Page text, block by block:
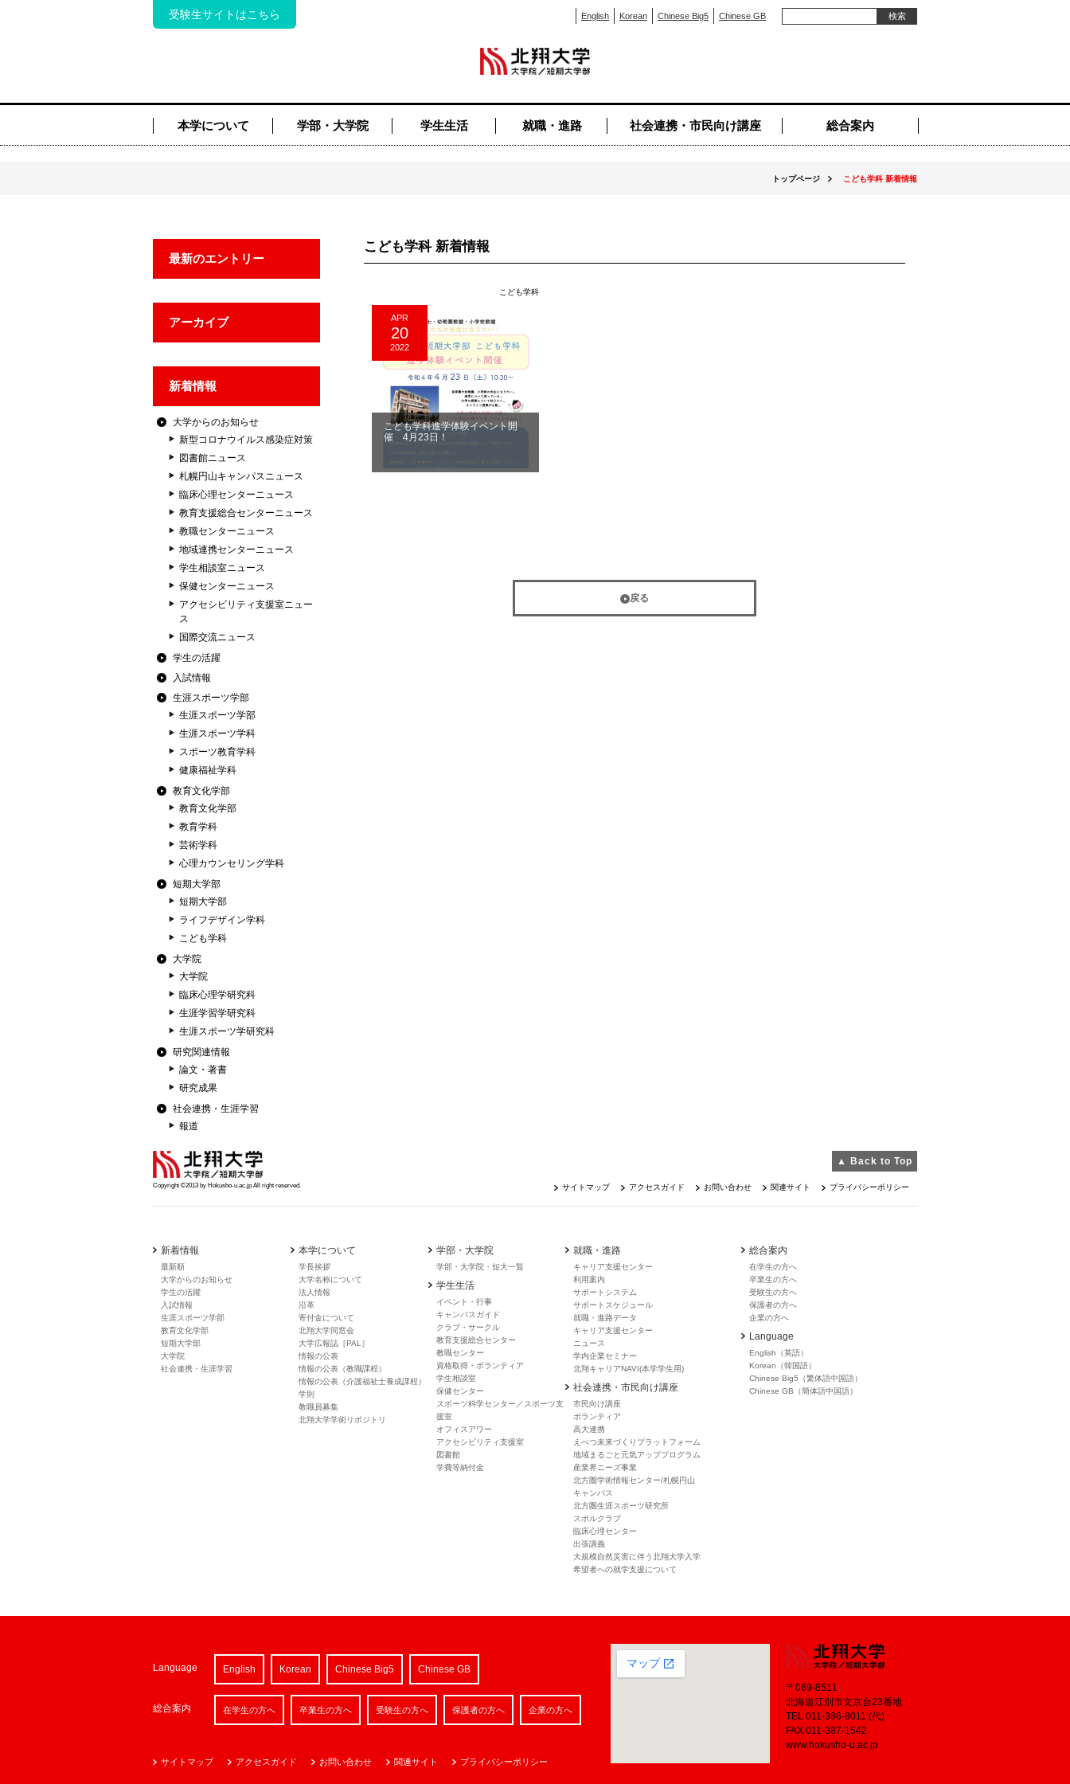
受験生サイトはこちら English Korean Chinese Big5 Chinese GB
本学について 学部・大学院 学生生活 就職・進路 社会連携・市民向け講座 総合案内
トップページ こども学科 新着情報
最新のエントリー
アーカイブ
新着情報
大学からのお知らせ
新型コロナウイルス感染症対策
図書館ニュース
札幌円山キャンパスニュース
臨床心理センターニュース
教育支援総合センターニュース
教職センターニュース
地域連携センターニュース
学生相談室ニュース
保健センターニュース
アクセシビリティ支援室ニュー
ス
国際交流ニュース
学生の活躍
入試情報
生涯スポーツ学部
生涯スポーツ学部
生涯スポーツ学科
スポーツ教育学科
健康福祉学科
教育文化学部
教育文化学部
教育学科
芸術学科
心理カウンセリング学科
短期大学部
短期大学部
ライフデザイン学科
こども学科
大学院
大学院
臨床心理学研究科
生涯学習学研究科
生涯スポーツ学研究科
研究関連情報
論文・著書
研究成果
社会連携・生涯学習
報道
こども学科 新着情報
こども学科
APR
20
2022
こども学科進学体験イベント開
催 4月23日！
戻る
▲ Back to Top
Copyright ©2013 by Hokusho-u.ac.jp All right reserved. サイトマップ アクセスガイド お問い合わせ 関連サイト プライバシーポリシー
新着情報
最新順
大学からのお知らせ
学生の活躍
入試情報
生涯スポーツ学部
教育文化学部
短期大学部
大学院
社会連携・生涯学習
本学について
学長挨拶
大学名称について
法人情報
沿革
寄付金について
北翔大学同窓会
大学広報誌［PAL］
情報の公表
情報の公表（教職課程）
情報の公表（介護福祉士養成課程）
学則
教職員募集
北翔大学学術リポジトリ
学部・大学院
学部・大学院・短大一覧
学生生活
イベント・行事
キャンバスガイド
クラブ・サークル
教育支援総合センター
教職センター
資格取得・ボランティア
学生相談室
保健センター
スポーツ科学センター／スポーツ支
援室
オフィスアワー
アクセシビリティ支援室
図書館
学費等納付金
就職・進路
キャリア支援センター
利用案内
サポートシステム
サポートスケジュール
就職・進路データ
キャリア支援センター
ニュース
学内企業セミナー
北翔キャリアNAVI(本学学生用)
社会連携・市民向け講座
市民向け講座
ボランティア
高大連携
えべつ未来づくりプラットフォーム
地域まるごと元気アッププログラム
産業界ニーズ事業
北方圏学術情報センター/札幌円山
キャンパス
北方圏生涯スポーツ研究所
スポルクラブ
臨床心理センター
出張講義
大規模自然災害に伴う北翔大学入学
希望者への就学支援について
総合案内
在学生の方へ
卒業生の方へ
受験生の方へ
保護者の方へ
企業の方へ
Language
English（英語）
Korean（韓国語）
Chinese Big5（繁体語中国語）
Chinese GB（簡体語中国語）
〒069-8511
北海道江別市文京台23番地
TEL 011-386-8011 (代)
FAX 011-387-1542
www.hokusho-u.ac.jp
Language English Korean Chinese Big5 Chinese GB
総合案内 在学生の方へ 卒業生の方へ 受験生の方へ 保護者の方へ 企業の方へ
サイトマップ アクセスガイド お問い合わせ 関連サイト プライバシーポリシー